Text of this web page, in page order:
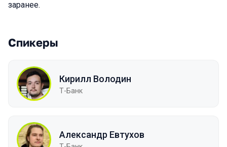
заранее.
Спикеры
Кирилл Володин
Т-Банк
Александр Евтухов